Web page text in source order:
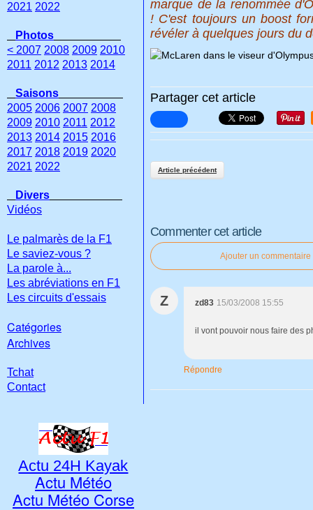
marque de la renommée
! C'est toujours un boost
révéler à quelques jours du
Partager cet article
Article précédent
Commenter cet article
Ajouter un commentaire
Z zd83 15/03/2008 15:55
il vont pouvoir nous faire des
Répondre
2021 2022
Photos
< 2007 2008 2009 2010
2011 2012 2013 2014
Saisons
2005 2006 2007 2008
2009 2010 2011 2012
2013 2014 2015 2016
2017 2018 2019 2020
2021 2022
Divers
Vidéos
Le palmarès de la F1
Le saviez-vous ?
La parole à...
Les abréviations en F1
Les circuits d'essais
Catégories
Archives
Tchat
Contact
Actu 24H Kayak
Actu Météo
Actu Météo Corse